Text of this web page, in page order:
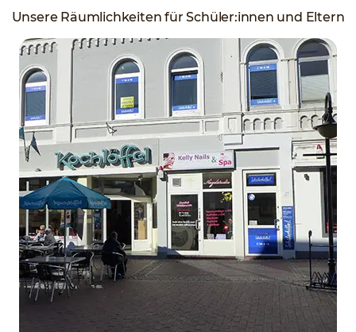
Unsere Räumlichkeiten für Schüler:innen und Eltern